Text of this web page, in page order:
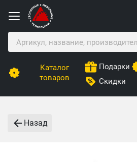
Каталог
товаров
Подарки
Скидки
Назад